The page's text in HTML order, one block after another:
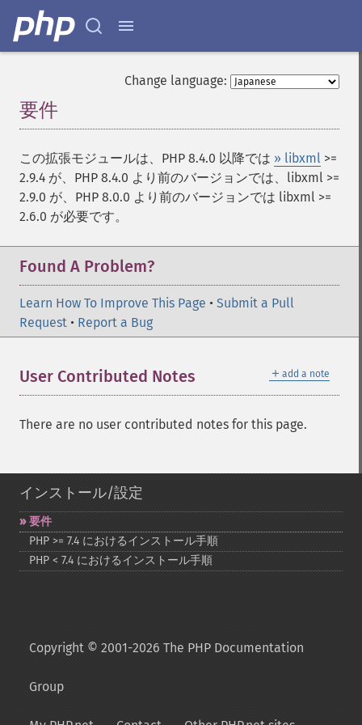
Change language:
要件
この拡張モジュールは、PHP 8.4.0 以降では » libxml >=
2.9.4 が、PHP 8.4.0 より前のバージョンでは、libxml >=
2.9.0 が、PHP 8.0.0 より前のバージョンでは libxml >=
2.6.0 が必要です。
Found A Problem?
Learn How To Improve This Page • Submit a Pull
Request • Report a Bug
＋ add a note
User Contributed Notes
There are no user contributed notes for this page.
インストール/設定
要件
PHP >= 7.4 におけるインストール手順
PHP < 7.4 におけるインストール手順
Copyright © 2001-2026 The PHP Documentation
Group